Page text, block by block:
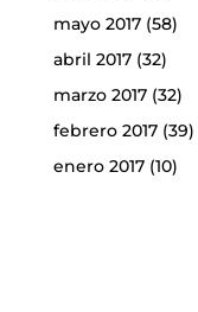
mayo 2017(58)
abril 2017(32)
marzo 2017(32)
febrero 2017(39)
enero 2017(10)